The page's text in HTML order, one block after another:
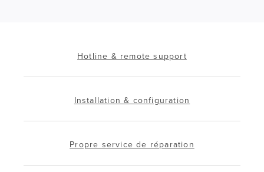
Hotline & remote support
Installation & configuration
Propre service de réparation